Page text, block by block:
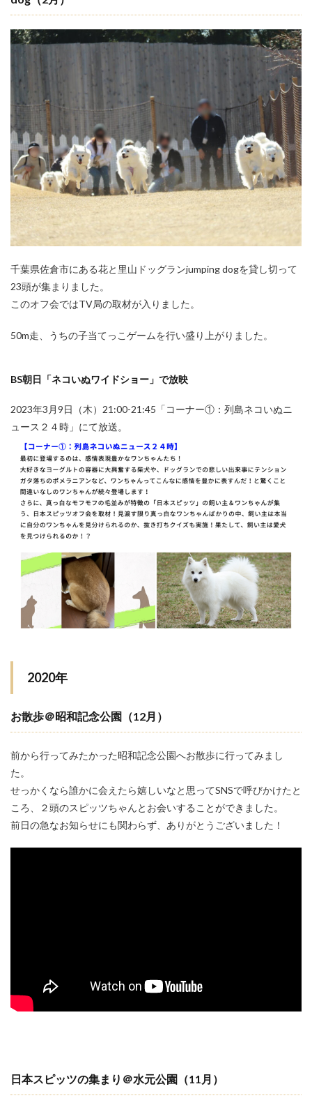
千葉県佐倉市にある花と里山ドッグランjumping dogを貸し切って
23頭が集まりました。
このオフ会ではTV局の取材が入りました。
50m走、うちの子当てっこゲームを行い盛り上がりました。
BS朝日「ネコいぬワイドショー」で放映
2023年3月9日（木）21:00-21:45「コーナー①：列島ネコいぬニ
ュース２４時」にて放送。
2020年
お散歩＠昭和記念公園（12月）
前から行ってみたかった昭和記念公園へお散歩に行ってみまし
た。
せっかくなら誰かに会えたら嬉しいなと思ってSNSで呼びかけたと
ころ、２頭のスピッツちゃんとお会いすることができました。
前日の急なお知らせにも関わらず、ありがとうございました！
日本スピッツの集まり＠水元公園（11月）